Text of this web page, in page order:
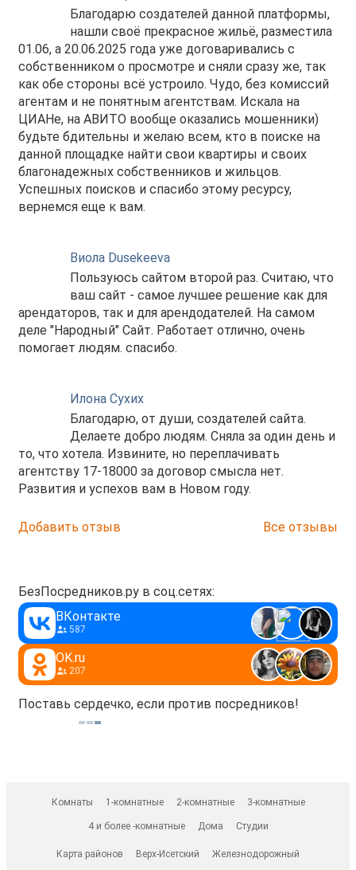
Благодарю создателей данной платформы,
нашли своё прекрасное жильё, разместила
01.06, а 20.06.2025 года уже договаривались с
собственником о просмотре и сняли сразу же, так
как обе стороны всё устроило. Чудо, без комиссий
агентам и не понятным агентствам. Искала на
ЦИАНе, на АВИТО вообще оказались мошенники)
будьте бдительны и желаю всем, кто в поиске на
данной площадке найти свои квартиры и своих
благонадежных собственников и жильцов.
Успешных поисков и спасибо этому ресурсу,
вернемся еще к вам.
Виола Dusekeeva
Пользуюсь сайтом второй раз. Считаю, что
ваш сайт - самое лучшее решение как для
арендаторов, так и для арендодателей. На самом
деле "Народный" Сайт. Работает отлично, очень
помогает людям. спасибо.
Илона Сухих
Благодарю, от души, создателей сайта.
Делаете добро людям. Сняла за один день и
то, что хотела. Извините, но переплачивать
агентству 17-18000 за договор смысла нет.
Развития и успехов вам в Новом году.
Добавить отзыв Все отзывы
БезПосредников.ру в соц.сетях:
ВКонтакте
587
OK.ru
207
Поставь сердечко, если против посредников!
Комнаты 1-комнатные 2-комнатные 3-комнатные
4 и более -комнатные Дома Студии
Карта районов Верх-Исетский Железнодорожный